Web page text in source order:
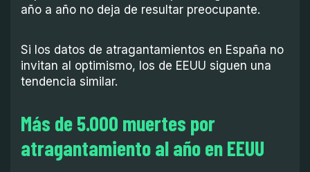
año a año no deja de resultar preocupante.
Si los datos de atragantamientos en España no
invitan al optimismo, los de EEUU siguen una
tendencia similar.
Más de 5.000 muertes por
atragantamiento al año en EEUU